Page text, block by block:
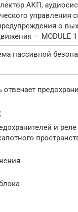
АКП,
управления
о
— MODULE 1
пассивной
отвечает
и реле